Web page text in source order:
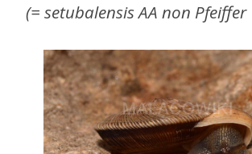
(= setubalensis AA non Pfeiffer